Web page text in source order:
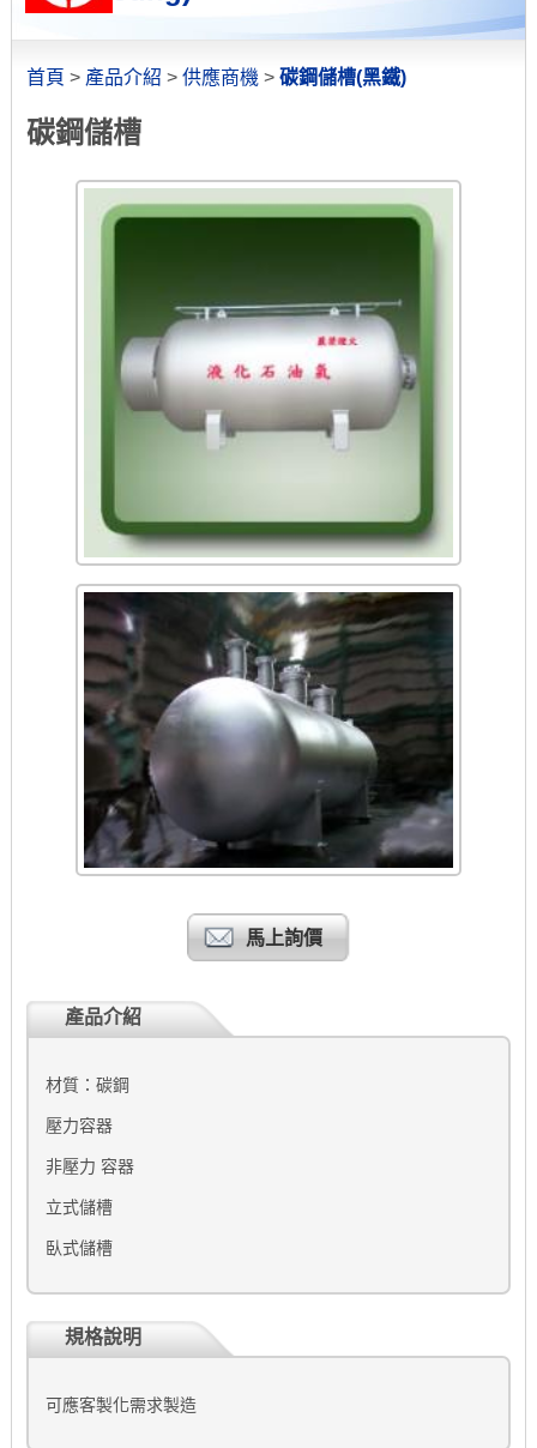
首頁 > 產品介紹 > 供應商機 > 碳鋼儲槽(黑鐵)
碳鋼儲槽
馬上詢價
產品介紹
材質：碳鋼
壓力容器
非壓力 容器
立式儲槽
臥式儲槽
規格說明
可應客製化需求製造